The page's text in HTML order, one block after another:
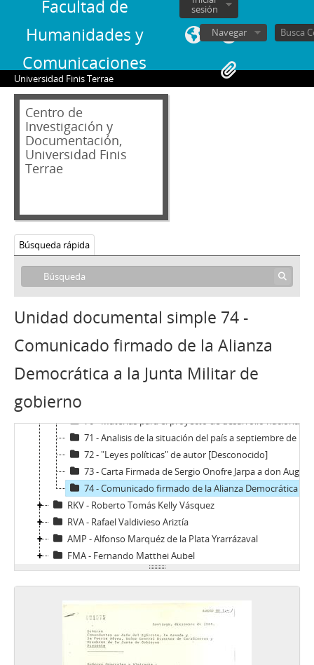
Facultad de
Humanidades y
Comunicaciones
sesión
Navegar
Universidad Finis Terrae
Centro de
Investigación y
Documentación,
Universidad Finis
Terrae
Búsqueda rápida
Unidad documental simple 74 -
Comunicado firmado de la Alianza
Democrática a la Junta Militar de
gobierno
46 - Lista de candidatos a senadores apoyados por Chile Futuro con autor [desconocido]
47 - Informe "La destrucción de la democracia en Chile" con autor [desconocido]
49 - Fundamentos de Acción Nacional
50 - Transcripción de una intervención senatorial de Sergio Onofre Jarpa
51 - Programa de institucionalización socio-económica
53 - Carta de Sergio Onofre Jarpa al Directo del Mercurio
54 - Carta de Brun Siebert a Sr Director [desconocido] con documento anexo sobre Hospitales y otros centros de atención
58 - Transcripción de discusión senatorial de Sergio Onofre Jarpa
59 - Comunicado de Renovación Nacional "Rectifiquemos el Error"
60 - Comunicado escrito "El valor de la estabilidad"
61 - Maqueta escrita de proyecto de ley
62 - Carta firmada de Rodolfo Stange a Sergio Onofre Jarpa
64 - Comunicado de prensa firmado por parte de Senadores de comité de la Democracia Cristiana
65 - Carta de invitación firmada de Evelyn Matthei a Sergio Onofre Jarpa con programa de proyecto nacional
66 - Carta firmada de Patricio Yañez Orellana a Sergio Onofre Jarpa con reporte de prensa adjunto
67 - Carta firmada de Carlos Reymond y Andrés Allamand a Jorge Arrate
70 - Materias para el proyecto de desarrollo nacional que será propuesto al país por nuestro partido
71 - Analisis de la situación del país a septiembre de 1989 y plan de acción política
72 - "Leyes políticas" de autor [Desconocido]
73 - Carta Firmada de Sergio Onofre Jarpa a don Augusto Pinochet Ugarte
74 - Comunicado firmado de la Alianza Democrática a la Junta Militar de gobierno
RKV - Roberto Tomás Kelly Vásquez
RVA - Rafael Valdivieso Ariztía
AMP - Alfonso Marquéz de la Plata Yrarrázaval
FMA - Fernando Matthei Aubel